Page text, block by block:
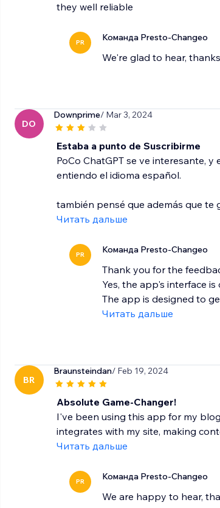
they well reliable
PR Команда Presto-Changeo
We're glad to hear,
DO
Downprime/ Mar 3, 2024
Estaba a punto de Suscribirme
PoCo ChatGPT se ve interesante,
entiendo el idioma español.
también pensé que además que te
Читать дальше
PR Команда Presto-Changeo
Thank you for the
Yes, the app's interface
The app is designed to
Читать дальше
BR
Braunsteindan/ Feb 19, 2024
Absolute Game-Changer!
I've been using this app for my
integrates with my site, making
Читать дальше
PR Команда Presto-Changeo
We are happy to hear,